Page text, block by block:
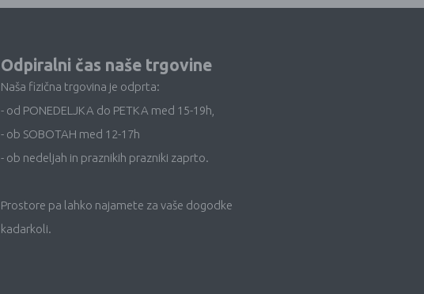
Odpiralni čas naše trgovine
Naša fizična trgovina je odprta:
- od PONEDELJKA do PETKA med 15-19h,
- ob SOBOTAH med 12-17h
- ob nedeljah in praznikih prazniki zaprto.
Prostore pa lahko najamete za vaše dogodke
kadarkoli.